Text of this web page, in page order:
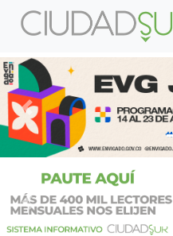
Previous
Previous